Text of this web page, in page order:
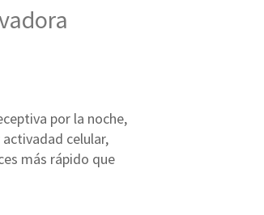
por la noche,
celular,
más rápido que